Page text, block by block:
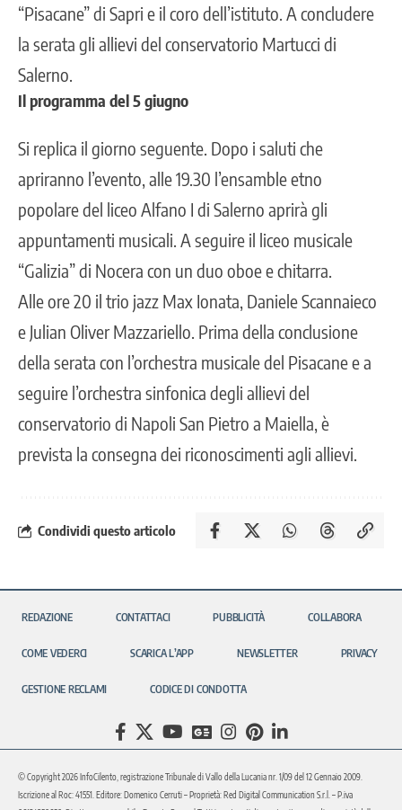
“Pisacane” di Sapri e il coro dell’istituto. A concludere
la serata gli allievi del conservatorio Martucci di
Salerno.
Il programma del 5 giugno
Si replica il giorno seguente. Dopo i saluti che
apriranno l’evento, alle 19.30 l’ensamble etno
popolare del liceo Alfano I di Salerno aprirà gli
appuntamenti musicali. A seguire il liceo musicale
“Galizia” di Nocera con un duo oboe e chitarra.
Alle ore 20 il trio jazz Max Ionata, Daniele Scannaieco
e Julian Oliver Mazzariello. Prima della conclusione
della serata con l’orchestra musicale del Pisacane e a
seguire l’orchestra sinfonica degli allievi del
conservatorio di Napoli San Pietro a Maiella, è
prevista la consegna dei riconoscimenti agli allievi.
Condividi questo articolo
REDAZIONE CONTATTACI PUBBLICITÀ COLLABORA
COME VEDERCI SCARICA L’APP NEWSLETTER PRIVACY
GESTIONE RECLAMI CODICE DI CONDOTTA
© Copyright 2026 InfoCilento, registrazione Tribunale di Vallo della Lucania nr. 1/09 del 12 Gennaio 2009.
Iscrizione al Roc: 41551. Editore: Domenico Cerruti – Proprietà: Red Digital Communication S.r.l. – P.iva